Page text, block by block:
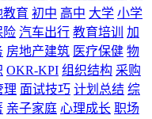
教育 初中 高中 大学 小学
险 汽车出行 教育培训
加
房地产建筑 医疗保健 物
OKR-KPI 组织结构 采购
理 面试技巧 计划总结 综
亲子家庭 心理成长 职场